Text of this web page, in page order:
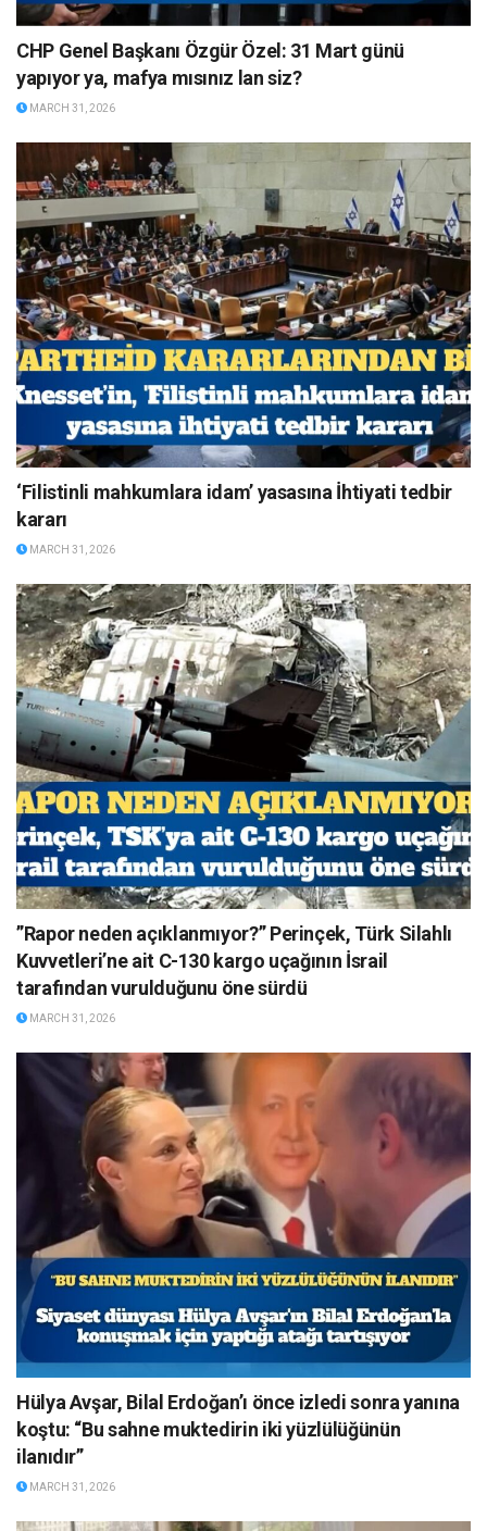
CHP Genel Başkanı Özgür Özel: 31 Mart günü
yapıyor ya, mafya mısınız lan siz?
MARCH 31, 2026
‘Filistinli mahkumlara idam’ yasasına İhtiyati tedbir
kararı
MARCH 31, 2026
”Rapor neden açıklanmıyor?” Perinçek, Türk Silahlı
Kuvvetleri’ne ait C-130 kargo uçağının İsrail
tarafından vurulduğunu öne sürdü
MARCH 31, 2026
Hülya Avşar, Bilal Erdoğan’ı önce izledi sonra yanına
koştu: “Bu sahne muktedirin iki yüzlülüğünün
ilanıdır”
MARCH 31, 2026